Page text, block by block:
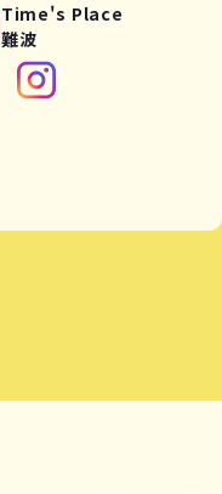
Time's Place
難波